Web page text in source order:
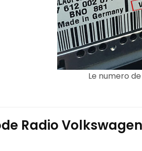
Le numero
Radio